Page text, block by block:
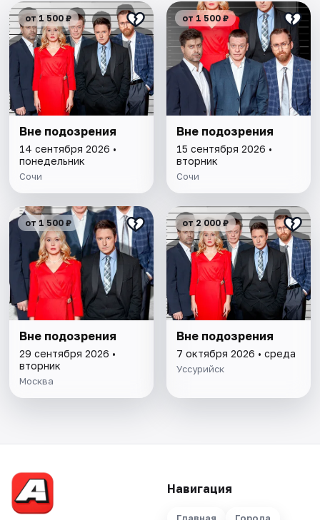
от 1 500 ₽
Вне подозрения
14 сентября 2026 •
понедельник
Сочи
от 1 500 ₽
Вне подозрения
15 сентября 2026 •
вторник
Сочи
от 1 500 ₽
Вне подозрения
29 сентября 2026 •
вторник
Москва
от 2 000 ₽
Вне подозрения
7 октября 2026 • среда
Уссурийск
Навигация